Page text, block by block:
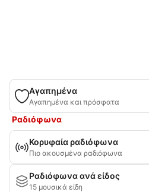
Αγαπημένα
Αγαπημένα και πρόσφατα
Ραδιόφωνα
Κορυφαία ραδιόφωνα
Πιο ακουσμένα ραδιόφωνα
Ραδιόφωνα ανά είδος
15 μουσικά είδη